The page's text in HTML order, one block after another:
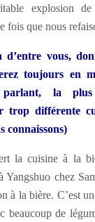
explosion
fois que nous
vous,
toujours en
parlant, la
trop différente
connaissons)
la cuisine à la
Yangshuo chez
à la bière. C’est
beaucoup de